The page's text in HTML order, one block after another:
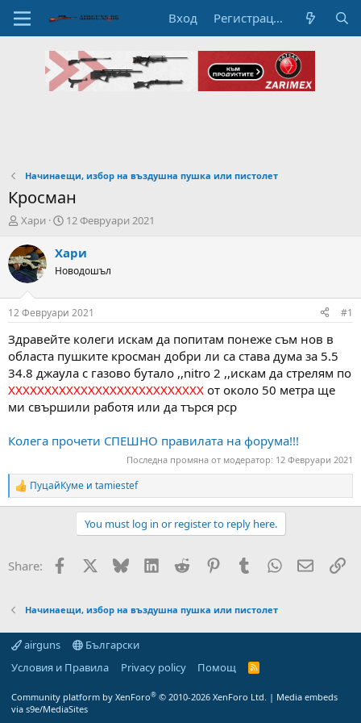
Вход Регистрация
Начинаещи, избор на въздушна пушка или пистолет
Кросман
А
т
о
р
н
а
т
е
м
а
т
а
Хари
Н
ч
л
Д
а
а
12 Февруари 2021
Хари
Новодошъл
12 Февруари 2021 #1
Здравейте колеги искам да попитам понеже съм нов в
областа пушките кросман добри ли са става дума за 5.5
34.8 джаула с газово бутало ,,nitro 2 ,,искам да стрелям по
ХХХХХХХХХХХХХХХХХХХХХХХХХХХ от около 50 метра ще
ми свършили работя или да търся рср
Колега прочети СПЕШНО правилата на форума!!!
Последна промяна от модератор: 12 Февруари 2021
R
e
o
:
ПуцайКуме и tamiestef
You must log in or register to reply here.
Share: Facebook Bluesky LinkedInReddit PinterestTumblrWhatsApp
Email
Начинаещи, избор на въздушна пушка или пистолет
airguns
Български
Условия и Правила
Privacy policy Помощ
R
Community platform by XenForo® © 2010-2026 XenForo Ltd. | Media embeds
via s9e/MediaSites